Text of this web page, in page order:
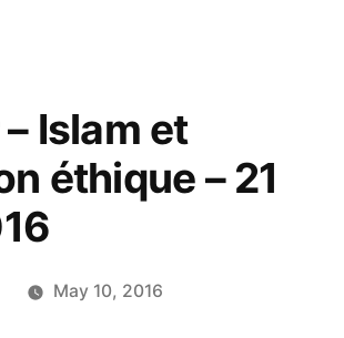
Islam et
éthique – 21
May 10, 2016